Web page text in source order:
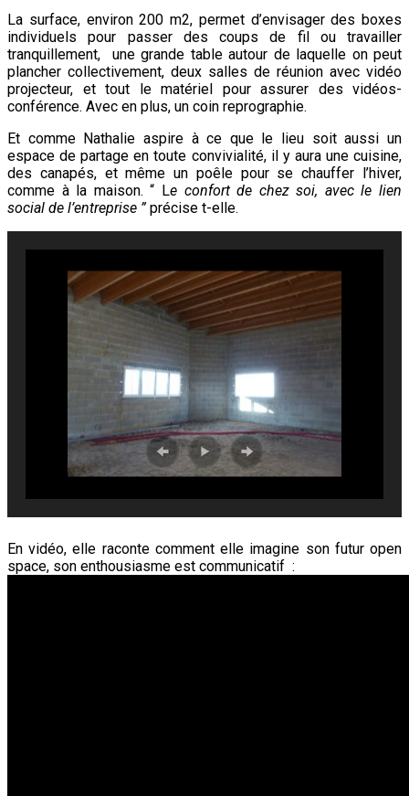
La surface, environ 200 m2, permet d’envisager des boxes
individuels pour passer des coups de fil ou travailler
tranquillement, une grande table autour de laquelle on peut
plancher collectivement, deux salles de réunion avec vidéo
projecteur, et tout le matériel pour assurer des vidéos-
conférence. Avec en plus, un coin reprographie.
Et comme Nathalie aspire à ce que le lieu soit aussi un
espace de partage en toute convivialité, il y aura une cuisine,
des canapés, et même un poêle pour se chauffer l’hiver,
comme à la maison. “ Le confort de chez soi, avec le lien
social de l’entreprise ”précise t-elle.
En vidéo, elle raconte comment elle imagine son futur open
space, son enthousiasme est communicatif :